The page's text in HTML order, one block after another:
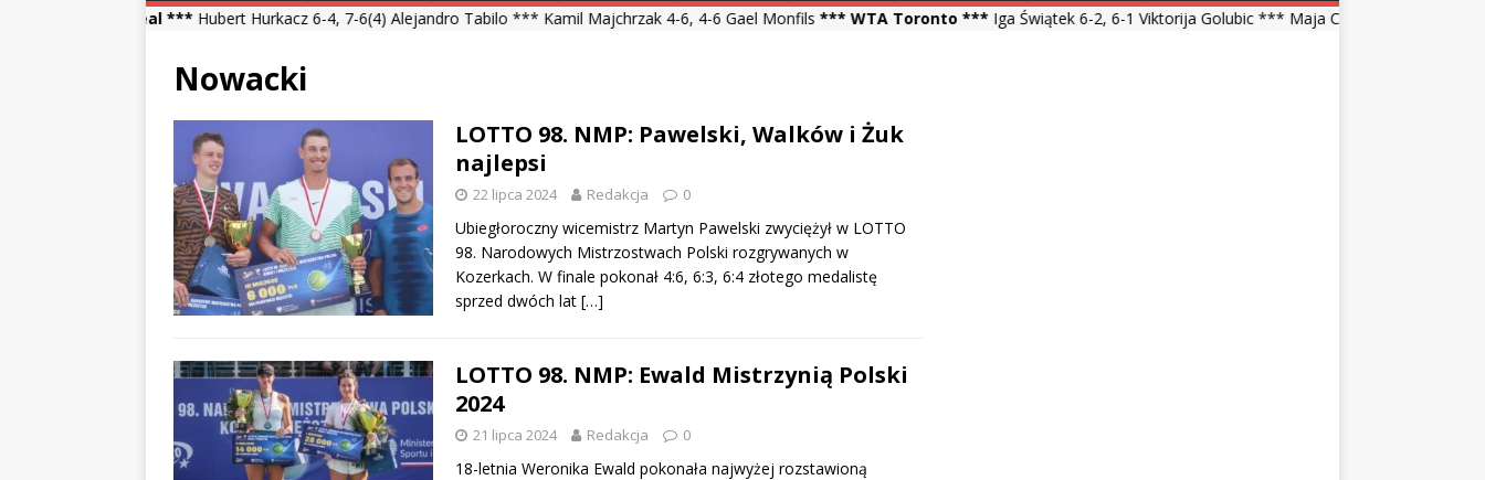
Hubert Hurkacz 6-4, 7-6(4) Alejandro Tabilo *** Kamil Majchrzak 4-6, 4-6 Gael Monfils*** WTA Toronto ***Iga Świątek 6-2, 6-1 Viktorija Golubic *** Maja Chwalińska 5-7, 1-6 Talia Gibson
Nowacki
LOTTO 98. NMP: Pawelski, Walków i Żuk
najlepsi
22 lipca 2024 Redakcja 0
Ubiegłoroczny wicemistrz Martyn Pawelski zwyciężył w LOTTO
98. Narodowych Mistrzostwach Polski rozgrywanych w
Kozerkach. W finale pokonał 4:6, 6:3, 6:4 złotego medalistę
sprzed dwóch lat […]
LOTTO 98. NMP: Ewald Mistrzynią Polski
2024
21 lipca 2024 Redakcja 0
18-letnia Weronika Ewald pokonała najwyżej rozstawioną